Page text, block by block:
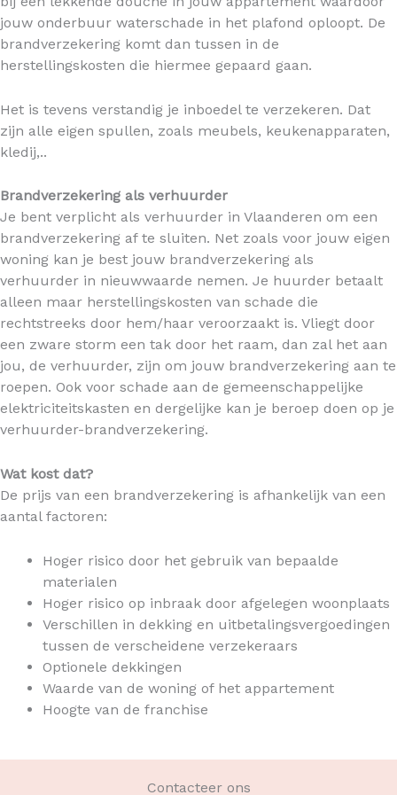
jouw onderbuur waterschade in het plafond oploopt. De
brandverzekering komt dan tussen in de
herstellingskosten die hiermee gepaard gaan.
Het is tevens verstandig je inboedel te verzekeren. Dat
zijn alle eigen spullen, zoals meubels, keukenapparaten,
kledij,..
Brandverzekering als verhuurder
Je bent verplicht als verhuurder in Vlaanderen om een
brandverzekering af te sluiten. Net zoals voor jouw eigen
woning kan je best jouw brandverzekering als
verhuurder in nieuwwaarde nemen. Je huurder betaalt
alleen maar herstellingskosten van schade die
rechtstreeks door hem/haar veroorzaakt is. Vliegt door
een zware storm een tak door het raam, dan zal het aan
jou, de verhuurder, zijn om jouw brandverzekering aan te
roepen. Ook voor schade aan de gemeenschappelijke
elektriciteitskasten en dergelijke kan je beroep doen op je
verhuurder-brandverzekering.
Wat kost dat?
De prijs van een brandverzekering is afhankelijk van een
aantal factoren:
Hoger risico door het gebruik van bepaalde
materialen
Hoger risico op inbraak door afgelegen woonplaats
Verschillen in dekking en uitbetalingsvergoedingen
tussen de verscheidene verzekeraars
Optionele dekkingen
Waarde van de woning of het appartement
Hoogte van de franchise
Contacteer ons